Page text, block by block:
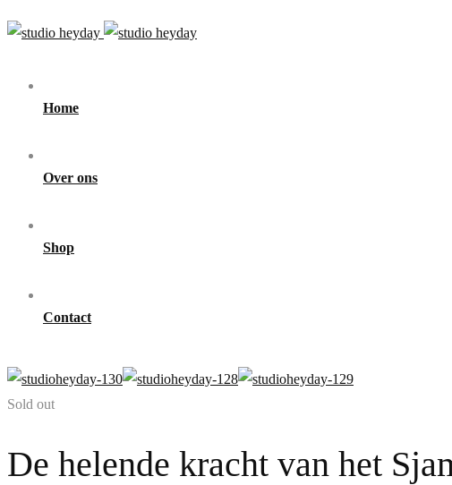
Home
Over ons
Shop
Contact
Sold out
De helende kracht van het